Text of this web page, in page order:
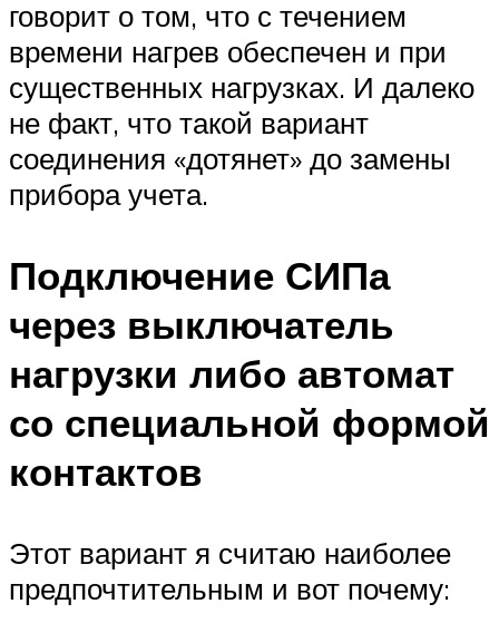
говорит о том, что с течением
времени нагрев обеспечен и при
существенных нагрузках. И далеко
не факт, что такой вариант
соединения «дотянет» до замены
прибора учета.
Подключение СИПа
через выключатель
нагрузки либо автомат
со специальной формой
контактов
Этот вариант я считаю наиболее
предпочтительным и вот почему: